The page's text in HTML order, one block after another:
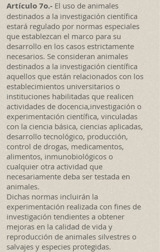
Artículo 7o.- El uso de animales
destinados a la investigación científica
estará regulado por normas especiales
que establezcan el marco para su
desarrollo en los casos estrictamente
necesarios. Se consideran animales
destinados a la investigación científica
aquellos que están relacionados con los
establecimientos universitarios o
instituciones habilitadas que realicen
actividades de docencia,investigación o
experimentación científica, vinculadas
con la ciencia básica, ciencias aplicadas,
desarrollo tecnológico, producción,
control de drogas, medicamentos,
alimentos, inmunobiológicos o
cualquier otra actividad que
necesariamente deba ser testada en
animales.
Dichas normas incluirán la
experimentación realizada con fines de
investigación tendientes a obtener
mejoras en la calidad de vida y
reproducción de animales silvestres o
salvajes y especies protegidas.